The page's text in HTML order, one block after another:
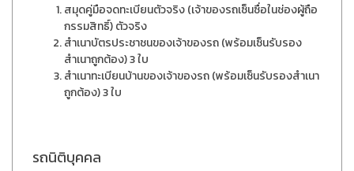
สมุดคู่มือจดทะเบียนตัวจริง (เจ้าของรถเซ็นซื่อในช่องผู้ถือ
กรรมสิทธิ์) ตัวจริง
สำเนาบัตรประชาชนของเจ้าของรถ (พร้อมเซ็นรับรอง
สำเนาถูกต้อง) 3 ใบ
สำเนาทะเบียนบ้านของเจ้าของรถ (พร้อมเซ็นรับรองสำเนา
ถูกต้อง) 3 ใบ
รถนิติบุคคล